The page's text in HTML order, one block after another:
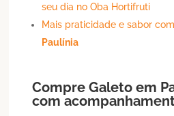
seu dia no Oba Hortifruti
Mais praticidade e sabor
Paulínia
CompreGaleto em
com